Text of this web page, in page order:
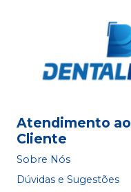
Atendimento ao
Cliente
Sobre Nós
Dúvidas e Sugestões